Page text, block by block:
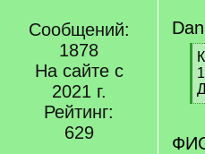
Сообщений:
1878
На сайте с
2021 г.
Рейтинг:
629
[
q
]
[
q